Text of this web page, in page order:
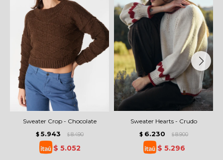
Sweater Crop - Chocolate
$ 5.943 $ 8.490
$ 5.052
Sweater Hearts - Crudo
$ 6.230 $ 8.900
$ 5.296